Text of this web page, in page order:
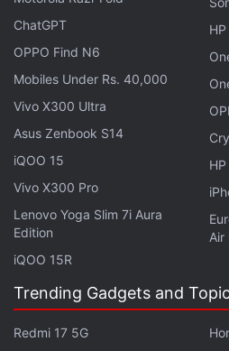
பயனர்கள் அதிக அளவிலான
இது அவர்களின்
மல்டிமீடியா அனுபவம்: JioTV
VIPசந்தா மூலம், பயனர்கள்
உள்ளடக்கங்களை எளிதாக அணுக
நிறைவான சேவை: அழைப்புகள்,
சேவைகளின் இணைப்பு,
தொலைத்தொடர்பு அனுபவத்தை
ரிலையன்ஸ் ஜியோவின் ரூ.100
அதன் விலை மற்றும் வழங்கப்படும்
வழங்குகிறது. சுமார் 300,000
திரைப்படங்கள், நிகழ்ச்சிகள்,
ChatGPT
OPPO Find N6
Mobiles Under Rs. 40,000
Vivo X300 Ultra
Asus Zenbook S14
iQOO 15
Vivo X300 Pro
Lenovo Yoga Slim 7i Aura
Edition
iQOO 15R
Air
Trending Gadgets and
Redmi 17 5G